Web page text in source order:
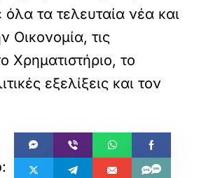
τα τελευταία νέα και
Οικονομία, τις
Χρηματιστήριο, το
εξελίξεις και τον